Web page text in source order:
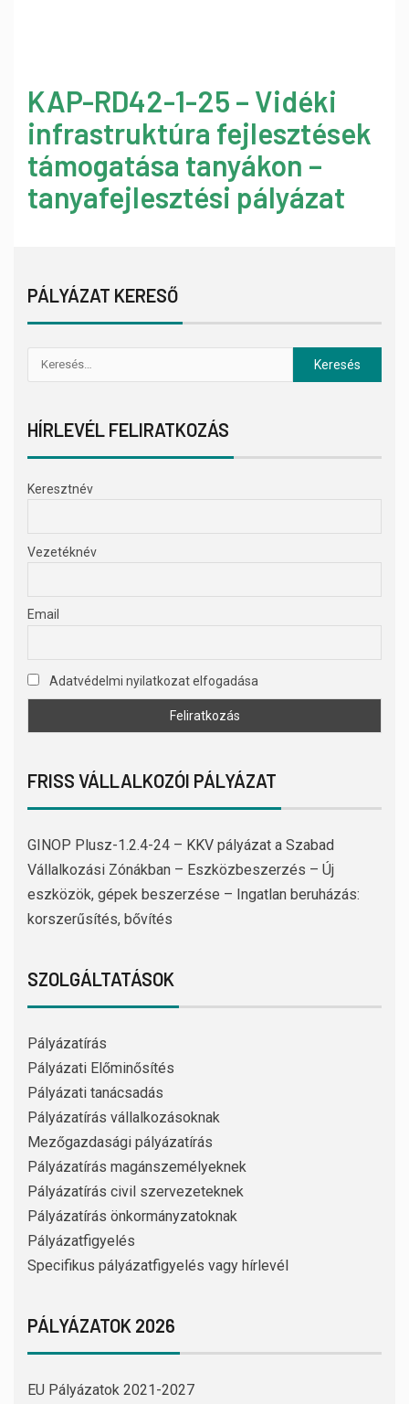
KAP-RD42-1-25 – Vidéki
infrastruktúra fejlesztések
támogatása tanyákon –
tanyafejlesztési pályázat
PÁLYÁZAT KERESŐ
HÍRLEVÉL FELIRATKOZÁS
Keresztnév
Vezetéknév
Email
Adatvédelmi nyilatkozat elfogadása
FRISS VÁLLALKOZÓI PÁLYÁZAT
GINOP Plusz-1.2.4-24 – KKV pályázat a Szabad
Vállalkozási Zónákban – Eszközbeszerzés – Új
eszközök, gépek beszerzése – Ingatlan beruházás:
korszerűsítés, bővítés
SZOLGÁLTATÁSOK
Pályázatírás
Pályázati Előminősítés
Pályázati tanácsadás
Pályázatírás vállalkozásoknak
Mezőgazdasági pályázatírás
Pályázatírás magánszemélyeknek
Pályázatírás civil szervezeteknek
Pályázatírás önkormányzatoknak
Pályázatfigyelés
Specifikus pályázatfigyelés vagy hírlevél
PÁLYÁZATOK 2026
EU Pályázatok 2021-2027